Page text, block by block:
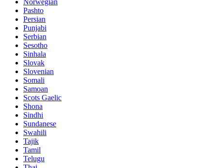
Norwegian
Pashto
Persian
Punjabi
Serbian
Sesotho
Sinhala
Slovak
Slovenian
Somali
Samoan
Scots Gaelic
Shona
Sindhi
Sundanese
Swahili
Tajik
Tamil
Telugu